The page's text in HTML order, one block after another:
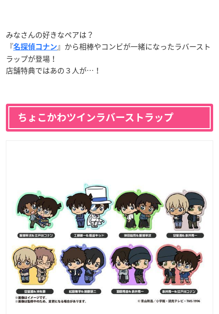
みなさんの好きなペアは？
『名探偵コナン』から相棒やコンビが一緒になったラバースト
ラップが登場！
店舗特典ではあの３人が…！
ちょこかわツインラバーストラップ